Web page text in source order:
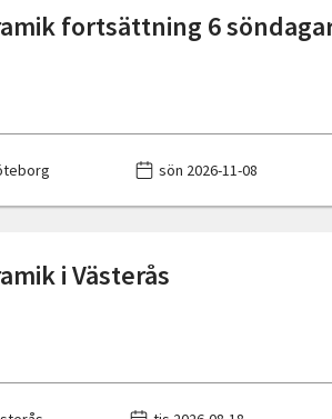
fortsättning 6
sön 2026-11-08
i Västerås